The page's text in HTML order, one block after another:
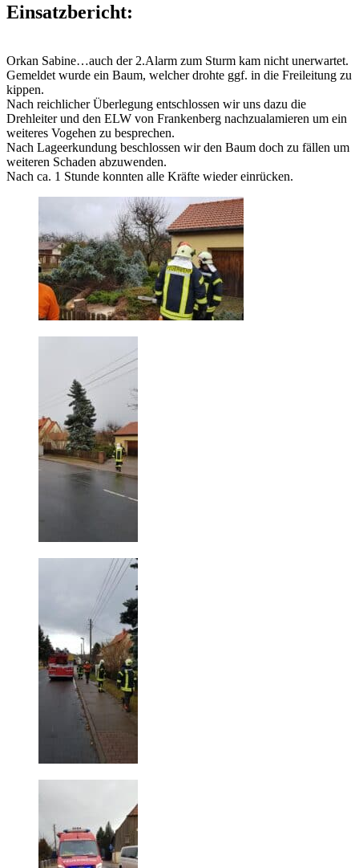
Einsatzbericht:
Orkan Sabine…auch der 2.Alarm zum Sturm kam nicht unerwartet.
Gemeldet wurde ein Baum, welcher drohte ggf. in die Freileitung zu
kippen.
Nach reichlicher Überlegung entschlossen wir uns dazu die
Drehleiter und den ELW von Frankenberg nachzualamieren um ein
weiteres Vogehen zu besprechen.
Nach Lageerkundung beschlossen wir den Baum doch zu fällen um
weiteren Schaden abzuwenden.
Nach ca. 1 Stunde konnten alle Kräfte wieder einrücken.